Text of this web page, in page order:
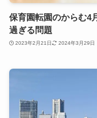
保育園転園のからむ4
過ぎる問題
2023年2月21日 2024年3月29日